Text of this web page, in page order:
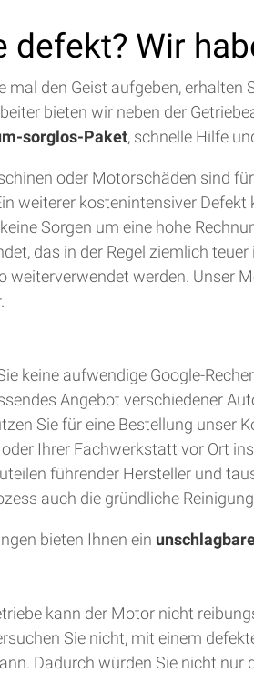
defekt? Wir
mal den Geist aufgeben,
bieten wir neben der
sorglos-Paket, schnelle Hilfe
oder Motorschäden sind
weiterer kostenintensiver
Sorgen um eine hohe
das in der Regel ziemlich
weiterverwendet werden. Unser
keine aufwendige Google-
Angebot verschiedener
Sie für eine Bestellung unser
oder Ihrer Fachwerkstatt vor Ort
führender Hersteller und
auch die gründliche
bieten Ihnen ein
kann der Motor nicht
Sie nicht, mit einem
Dadurch würden Sie nicht nur